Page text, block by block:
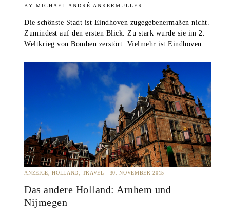
MICHAEL ANDRÉ ANKERMÜLLER
Die schönste Stadt ist Eindhoven zugegebenermaßen nicht.
Zumindest auf den ersten Blick. Zu stark wurde sie im 2.
Weltkrieg von Bomben zerstört. Vielmehr ist Eindhoven…
ANZEIGE HOLLAND TRAVEL 30. NOVEMBER 2015
Das andere Holland: Arnhem und
Nijmegen